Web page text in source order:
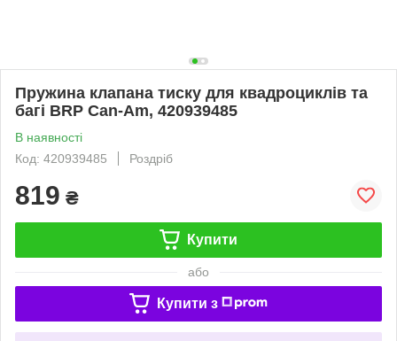
Пружина клапана тиску для квадроциклів та
багі BRP Can-Am, 420939485
В наявності
Код: 420939485
Роздріб
819 ₴
Купити
або
Купити з